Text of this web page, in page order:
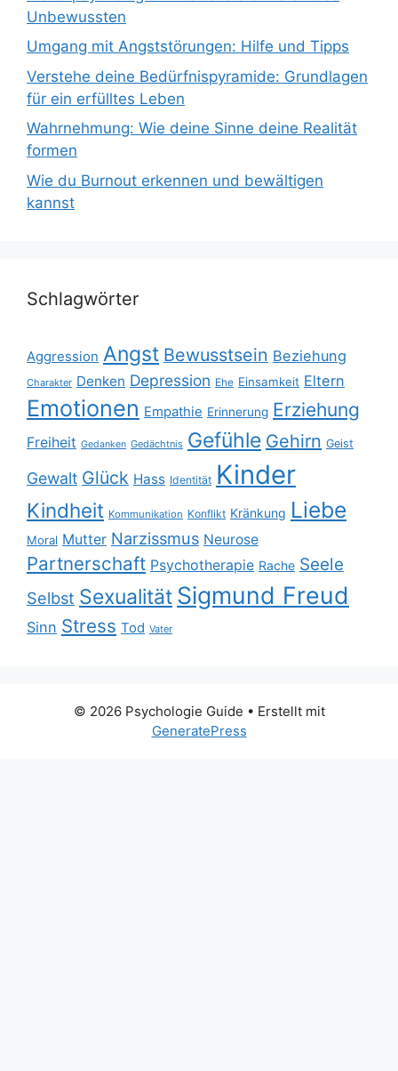
Unbewussten
Umgang mit Angststörungen: Hilfe und Tipps
Verstehe deine Bedürfnispyramide: Grundlagen
für ein erfülltes Leben
Wahrnehmung: Wie deine Sinne deine Realität
formen
Wie du Burnout erkennen und bewältigen
kannst
Schlagwörter
Aggression Angst Bewusstsein Beziehung
Charakter Denken Depression Ehe Einsamkeit Eltern
Emotionen Empathie Erinnerung Erziehung
Freiheit Gedanken Gedächtnis Gefühle Gehirn Geist
Gewalt Glück Hass Identität Kinder
Kindheit Kommunikation Konflikt Kränkung Liebe
Moral Mutter Narzissmus Neurose
Partnerschaft Psychotherapie Rache Seele
Selbst Sexualität Sigmund Freud
Sinn Stress Tod Vater
© 2026 Psychologie Guide • Erstellt mit
GeneratePress